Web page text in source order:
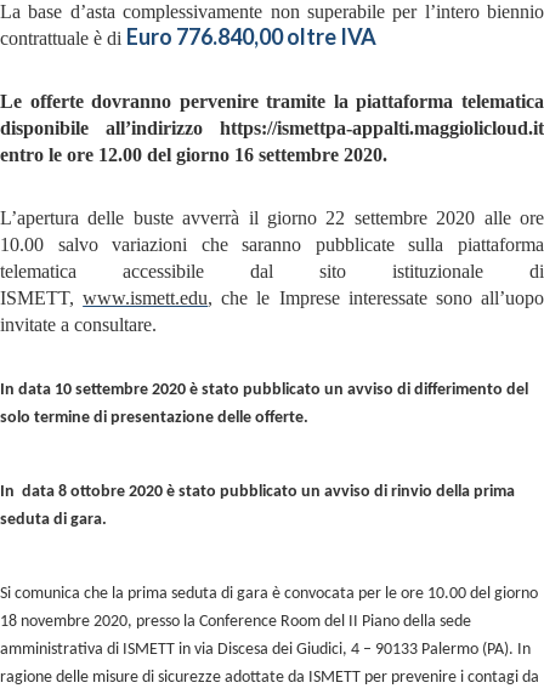
La base d’asta complessivamente non superabile per l’intero biennio
contrattuale è di Euro 776.840,00 oltre IVA
Le offerte dovranno pervenire tramite la piattaforma telematica
disponibile all’indirizzo https://ismettpa-appalti.maggiolicloud.it
entro le ore 12.00 del giorno 16 settembre 2020.
L’apertura delle buste avverrà il giorno 22 settembre 2020 alle ore
10.00 salvo variazioni che saranno pubblicate sulla piattaforma
telematica accessibile dal sito istituzionale di
ISMETT,www.ismett.edu, che le Imprese interessate sono all’uopo
invitate a consultare.
In data 10 settembre 2020 è stato pubblicato un avviso di differimento del
solo termine di presentazione delle offerte.
In data 8 ottobre 2020 è stato pubblicato un avviso di rinvio della prima
seduta di gara.
Si comunica che la prima seduta di gara è convocata per le ore 10.00 del giorno
18 novembre 2020, presso la Conference Room del II Piano della sede
amministrativa di ISMETT in via Discesa dei Giudici, 4 – 90133 Palermo (PA). In
ragione delle misure di sicurezze adottate da ISMETT per prevenire i contagi da